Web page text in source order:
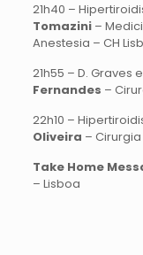
21h40 –
Tomazini–
Anestesia – CH
21h55 – D. Graves
Fernandes –
22h10 –
Oliveira – Cirurgia
Take Home
– Lisboa